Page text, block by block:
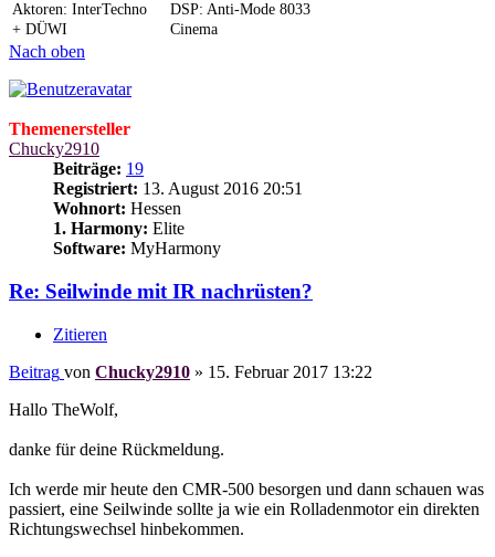
Aktoren: InterTechno
+ DÜWI
DSP: Anti-Mode 8033
Cinema
Nach oben
Themenersteller
Chucky2910
Beiträge: 19
Registriert: 13. August 2016 20:51
Wohnort: Hessen
1. Harmony: Elite
Software: MyHarmony
Re: Seilwinde mit IR nachrüsten?
Zitieren
Beitrag von Chucky2910 » 15. Februar 2017 13:22
Hallo TheWolf,
danke für deine Rückmeldung.
Ich werde mir heute den CMR-500 besorgen und dann schauen was
passiert, eine Seilwinde sollte ja wie ein Rolladenmotor ein direkten
Richtungswechsel hinbekommen.